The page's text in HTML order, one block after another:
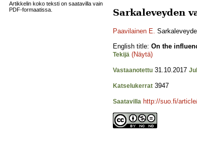
Artikkelin koko teksti on saatavilla vain
PDF-formaatissa.
Sarkaleveyden
Paavilainen E.
English title: On the
Tekijä (Näytä)
Vastaanotettu 31.10.2017
Katselukerrat 3947
Saatavilla http://suo.fi/